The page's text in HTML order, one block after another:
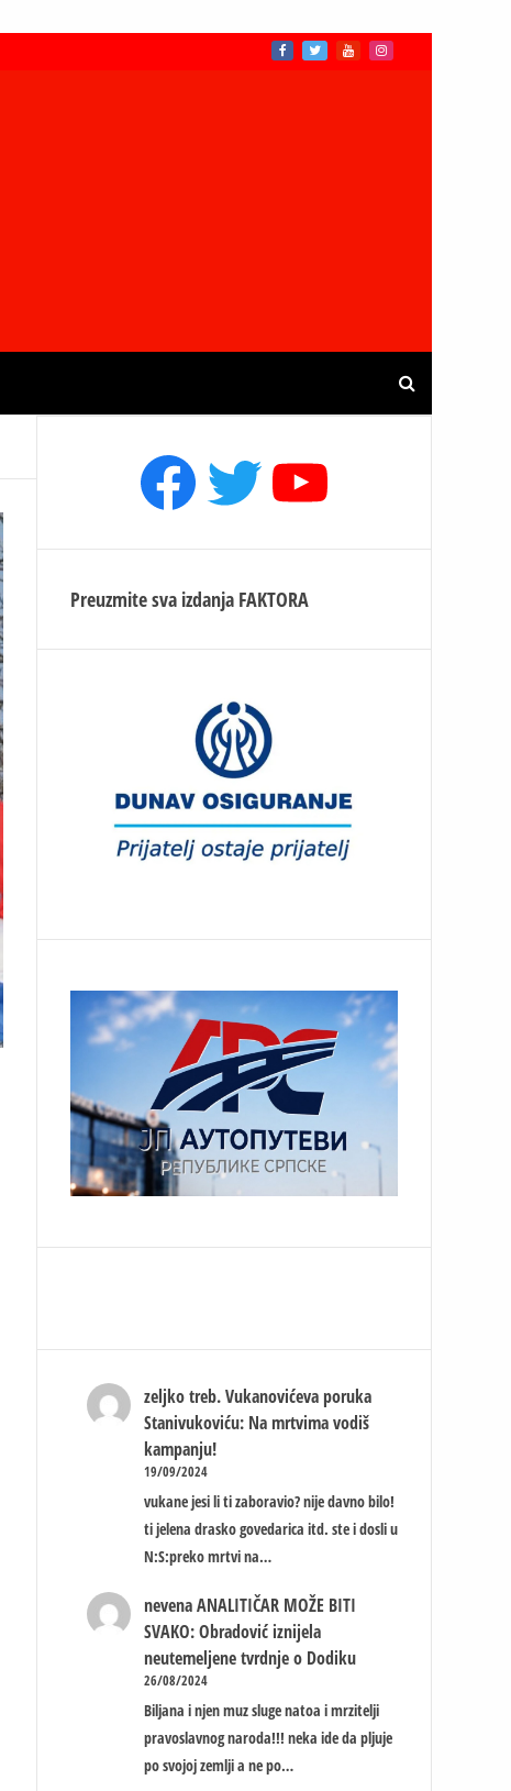
Facebook
TwitterYouTube
Preuzmite sva izdanja FAKTORA
zeljko treb. Vukanovićeva poruka
Stanivukoviću: Na mrtvima vodiš
kampanju!
19/09/2024
vukane jesi li ti zaboravio? nije davno bilo!
ti jelena drasko govedarica itd. ste i dosli u
N:S:preko mrtvi na…
nevena ANALITIČAR MOŽE BITI
SVAKO: Obradović iznijela
neutemeljene tvrdnje o Dodiku
26/08/2024
Biljana i njen muz sluge natoa i mrzitelji
pravoslavnog naroda!!! neka ide da pljuje
po svojoj zemlji a ne po…